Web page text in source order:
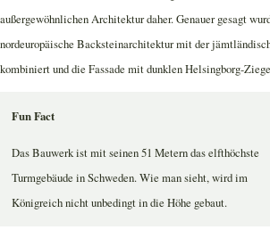
außergewöhnlichen Architektur daher. Genauer gesagt
nordeuropäische Backsteinarchitektur mit der
kombiniert und die Fassade mit dunklen Helsingborg-
Fun Fact
Das Bauwerk ist mit seinen 51 Metern das elfthöchste
Turmgebäude in Schweden. Wie man sieht, wird im
Königreich nicht unbedingt in die Höhe gebaut.